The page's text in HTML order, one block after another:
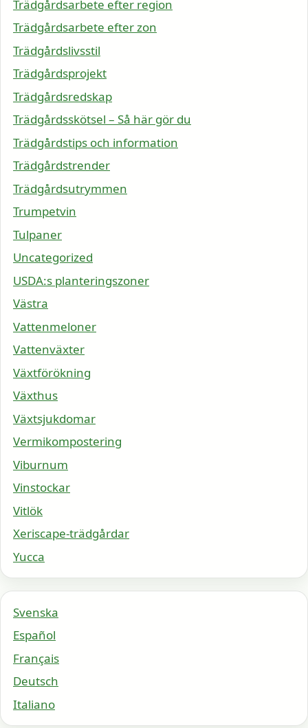
Trädgårdsarbete efter region
Trädgårdsarbete efter zon
Trädgårdslivsstil
Trädgårdsprojekt
Trädgårdsredskap
Trädgårdsskötsel – Så här gör du
Trädgårdstips och information
Trädgårdstrender
Trädgårdsutrymmen
Trumpetvin
Tulpaner
Uncategorized
USDA:s planteringszoner
Västra
Vattenmeloner
Vattenväxter
Växtförökning
Växthus
Växtsjukdomar
Vermikompostering
Viburnum
Vinstockar
Vitlök
Xeriscape-trädgårdar
Yucca
Svenska
Español
Français
Deutsch
Italiano